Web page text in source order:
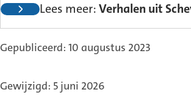
Lees meer:Verhalen uit
Gepubliceerd: 10 augustus 2023
Gewijzigd: 5 juni 2026